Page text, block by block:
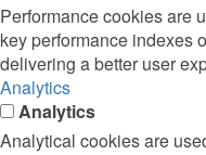
Performance cookies are
key performance indexes
delivering a better user
Analytics
Analytics
Analytical cookies are